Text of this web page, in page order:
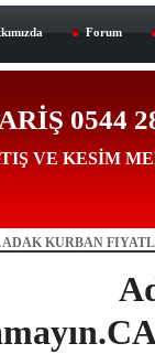
Forum
0544
VE KESİM
KURBAN